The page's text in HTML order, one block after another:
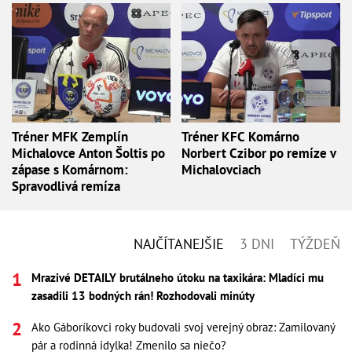
Tréner MFK Zemplín
Michalovce Anton Šoltis po
zápase s Komárnom:
Spravodlivá remíza
Tréner KFC Komárno
Norbert Czibor po remíze v
Michalovciach
NAJČÍTANEJŠIE 3 DNI TÝŽDEŇ
Mrazivé DETAILY brutálneho útoku na taxikára: Mladíci mu
zasadili 13 bodných rán! Rozhodovali minúty
Ako Gáboríkovci roky budovali svoj verejný obraz: Zamilovaný
pár a rodinná idylka! Zmenilo sa niečo?